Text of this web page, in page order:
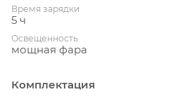
Время зарядки
5 ч
Освещенность
мощная фара
Комплектация